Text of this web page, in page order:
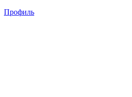
Профиль